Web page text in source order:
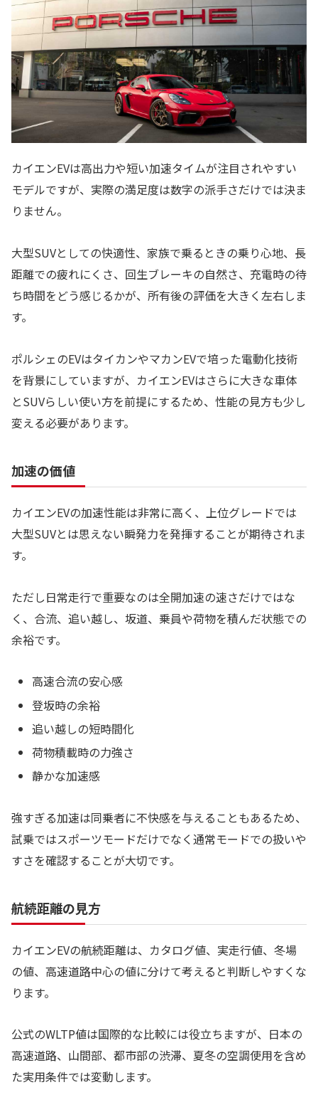
カイエンEVは高出力や短い加速タイムが注目されやすい
モデルですが、実際の満足度は数字の派手さだけでは決ま
りません。
大型SUVとしての快適性、家族で乗るときの乗り心地、長
距離での疲れにくさ、回生ブレーキの自然さ、充電時の待
ち時間をどう感じるかが、所有後の評価を大きく左右しま
す。
ポルシェのEVはタイカンやマカンEVで培った電動化技術
を背景にしていますが、カイエンEVはさらに大きな車体
とSUVらしい使い方を前提にするため、性能の見方も少し
変える必要があります。
加速の価値
カイエンEVの加速性能は非常に高く、上位グレードでは
大型SUVとは思えない瞬発力を発揮することが期待されま
す。
ただし日常走行で重要なのは全開加速の速さだけではな
く、合流、追い越し、坂道、乗員や荷物を積んだ状態での
余裕です。
高速合流の安心感
登坂時の余裕
追い越しの短時間化
荷物積載時の力強さ
静かな加速感
強すぎる加速は同乗者に不快感を与えることもあるため、
試乗ではスポーツモードだけでなく通常モードでの扱いや
すさを確認することが大切です。
航続距離の見方
カイエンEVの航続距離は、カタログ値、実走行値、冬場
の値、高速道路中心の値に分けて考えると判断しやすくな
ります。
公式のWLTP値は国際的な比較には役立ちますが、日本の
高速道路、山間部、都市部の渋滞、夏冬の空調使用を含め
た実用条件では変動します。